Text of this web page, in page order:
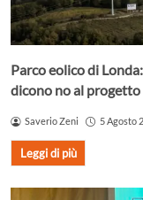
Parco eolico di
dicono no al progetto
Saverio Zeni 5 Agosto
Leggi di più